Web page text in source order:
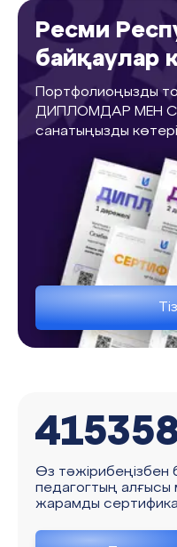
Ресми
байқаулар
Портфолиоңызды
ДИПЛОМДАР МЕН
санатыңызды
Өз тәжірибеңізбен
педагогтың алғысы
жарамды